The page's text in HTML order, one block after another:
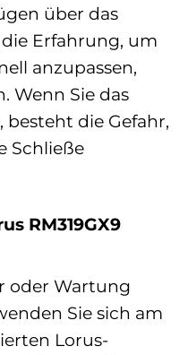
über das
Erfahrung, um
anzupassen,
Wenn Sie das
die Gefahr,
Schließe
RM319GX9
oder Wartung
Sie sich am
Lorus-